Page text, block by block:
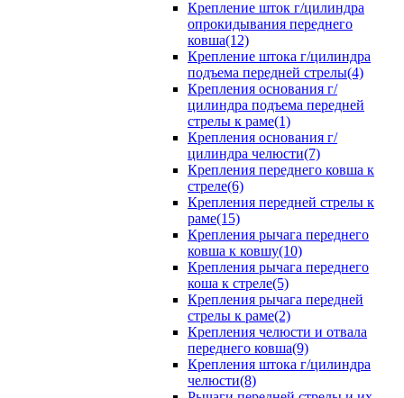
Крепление шток г/цилиндра
опрокидывания переднего
ковша(12)
Крепление штока г/цилиндра
подъема передней стрелы(4)
Крепления основания г/
цилиндра подъема передней
стрелы к раме(1)
Крепления основания г/
цилиндра челюсти(7)
Крепления переднего ковша к
стреле(6)
Крепления передней стрелы к
раме(15)
Крепления рычага переднего
ковша к ковшу(10)
Крепления рычага переднего
коша к стреле(5)
Крепления рычага передней
стрелы к раме(2)
Крепления челюсти и отвала
переднего ковша(9)
Крепления штока г/цилиндра
челюсти(8)